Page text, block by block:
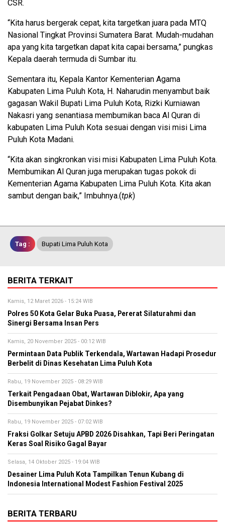
CSR.
“Kita harus bergerak cepat, kita targetkan juara pada MTQ
Nasional Tingkat Provinsi Sumatera Barat. Mudah-mudahan
apa yang kita targetkan dapat kita capai bersama,” pungkas
Kepala daerah termuda di Sumbar itu.
Sementara itu, Kepala Kantor Kementerian Agama
Kabupaten Lima Puluh Kota, H. Naharudin menyambut baik
gagasan Wakil Bupati Lima Puluh Kota, Rizki Kurniawan
Nakasri yang senantiasa membumikan baca Al Quran di
kabupaten Lima Puluh Kota sesuai dengan visi misi Lima
Puluh Kota Madani.
“Kita akan singkronkan visi misi Kabupaten Lima Puluh Kota.
Membumikan Al Quran juga merupakan tugas pokok di
Kementerian Agama Kabupaten Lima Puluh Kota. Kita akan
sambut dengan baik,” Imbuhnya.(tpk)
Tag : Bupati Lima Puluh Kota
BERITA TERKAIT
Kamis, 12 Maret 2026 - 15:24 WIB
Polres 50 Kota Gelar Buka Puasa, Pererat Silaturahmi dan
Sinergi Bersama Insan Pers
Kamis, 20 November 2025 - 00:12 WIB
Permintaan Data Publik Terkendala, Wartawan Hadapi Prosedur
Berbelit di Dinas Kesehatan Lima Puluh Kota
Rabu, 19 November 2025 - 08:29 WIB
Terkait Pengadaan Obat, Wartawan Diblokir, Apa yang
Disembunyikan Pejabat Dinkes?
Rabu, 19 November 2025 - 07:02 WIB
Fraksi Golkar Setuju APBD 2026 Disahkan, Tapi Beri Peringatan
Keras Soal Risiko Gagal Bayar
Selasa, 14 Oktober 2025 - 19:04 WIB
Desainer Lima Puluh Kota Tampilkan Tenun Kubang di
Indonesia International Modest Fashion Festival 2025
BERITA TERBARU